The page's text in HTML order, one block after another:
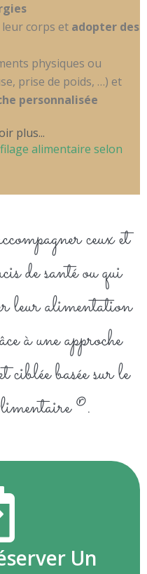
corps et adopter des
physiques ou
prise de poids, …) et
personnalisée
plus...
alimentaire selon
ceux et
de santé ou qui
leur alimentation
à une approche
basée sur le
®.
Un